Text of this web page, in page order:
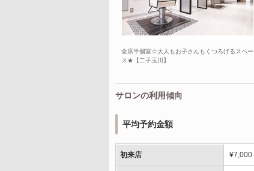
全席半個室☆大人もお子さんもくつろげるスペー
ス★【二子玉川】
サロンの利用傾向
平均予約金額
初来店 ¥7,000